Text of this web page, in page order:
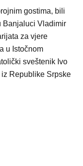
gostima, bili
Banjaluci Vladimir
za vjere
u Istočnom
sveštenik Ivo
Republike Srpske